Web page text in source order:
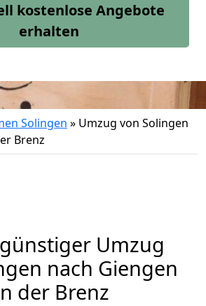
kostenlose Angebote
erhalten
Solingen » Umzug von Solingen
Brenz
Umzug
nach Giengen
der Brenz